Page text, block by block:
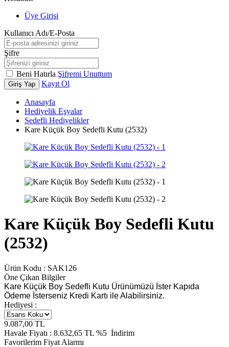
Üye Girişi
Kullanıcı Adı/E-Posta
Şifre
Beni Hatırla Şifremi Unuttum
Giriş Yap Kayıt Ol
Anasayfa
Hediyelik Eşyalar
Sedefli Hediyelikler
Kare Küçük Boy Sedefli Kutu (2532)
Kare Küçük Boy Sedefli Kutu
(2532)
Ürün Kodu : SAK126
Öne Çıkan Bilgiler
Kare Küçük Boy Sedefli Kutu Ürünümüzü İster Kapıda
Ödeme İsterseniz Kredi Kartı ile Alabilirsiniz.
Hediyesi :
9.087,00 TL
Havale Fiyatı : 8.632,65 TL %5 İndirim
Favorilerim Fiyat Alarmı